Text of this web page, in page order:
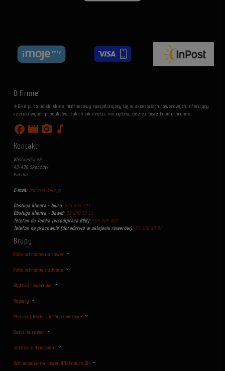
O firmie
4-Bike.pl to polski sklep internetowy specjalizujący się w akcesoriach rowerowych, oferujący
szeroki wybór produktów, takich jak części, narzędzia, odzież oraz folie ochronne.
facebook movie photo_camera music_note
Kontakt
Wiślańska 26
43-430 Skoczów
Polska
E-mail: biuro@4-bike.pl
Obsługa klienta - biuro: 575 444 731
Obsługa klienta - Dawid: 33 300 33 15
Telefon do Tomka (współpraca B2B): 505 002 401
Telefon na pracownie (doradztwo w oklejaniu rowerów): 33 300 33 97
Grupy
Folie ochronne na rower
Folie ochronne ozdobne
Błotniki rowerowe
Rowery
Plecaki | Nerki | Torby rowerowe
Kaski na rower
Jeździj z dzieckiem
Ochraniacze na rower MTB Enduro DH